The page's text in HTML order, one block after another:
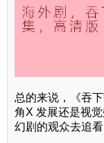
总的来说，《吞
角X 发展还是视
幻剧的观众去追看